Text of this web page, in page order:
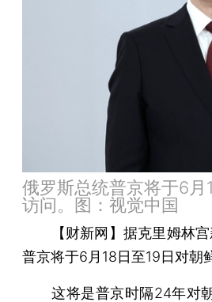
俄罗斯总统普京将于6
访问。图：视觉中国
【财新网】 据克里姆林
普京将于6月18日至19日对朝
这将是普京时隔24年对朝